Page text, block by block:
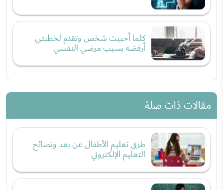
كلما أحببت شخص وتقدم لخطبتي
أرفضه بسبب مرضي النفسي
مقالات ذات صلة
طرق تعليم الأطفال عن بعد ونصائح
التعليم الإلكتروني